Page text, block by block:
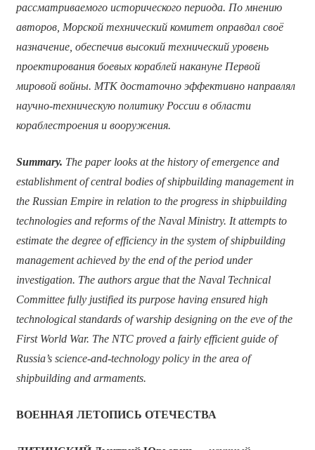
рассматриваемого исторического периода. По мнению
авторов, Морской технический комитет оправдал своё
назначение, обеспечив высокий технический уровень
проектирования боевых кораблей накануне Первой
мировой войны. МТК достаточно эффективно направлял
научно-техническую политику России в области
кораблестроения и вооружения.
Summary. The paper looks at the history of emergence and
establishment of central bodies of shipbuilding management in
the Russian Empire in relation to the progress in shipbuilding
technologies and reforms of the Naval Ministry. It attempts to
estimate the degree of efficiency in the system of shipbuilding
management achieved by the end of the period under
investigation. The authors argue that the Naval Technical
Committee fully justified its purpose having ensured high
technological standards of warship designing on the eve of the
First World War. The NTC proved a fairly efficient guide of
Russia’s science-and-technology policy in the area of
shipbuilding and armaments.
ВОЕННАЯ ЛЕТОПИСЬ ОТЕЧЕСТВА